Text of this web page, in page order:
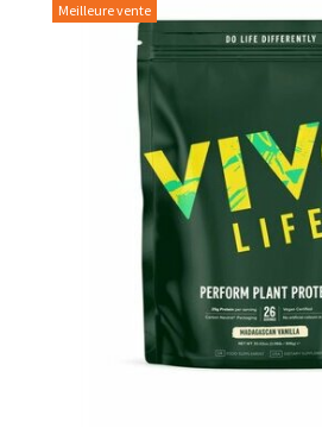
L’ÉQUILIBRE PARFAIT ENTRE
Un café riche avec un soupçon
moment de pure détente… ou de
prochain défi.
Une énergie immédiate et stable,
qui vous accompagne toute la
après l’entraînement.
Pour ceux qui veulent retrouver
glacé, sans se sentir lourd ni
Meilleure vente